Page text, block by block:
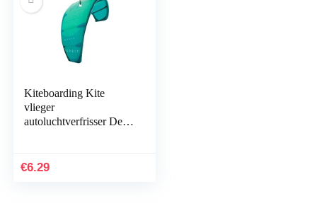
Kiteboarding Kite
vlieger
autoluchtverfrisser De
autogeur
€6.29